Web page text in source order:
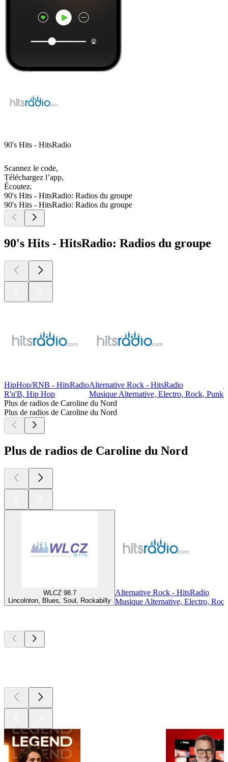
90's Hits - HitsRadio
Scannez le code,
Téléchargez l’app,
Écoutez.
90's Hits - HitsRadio: Radios du groupe
90's Hits - HitsRadio: Radios du groupe
90's Hits - HitsRadio: Radios du groupe
HipHop/RNB - HitsRadio
R'n'B, Hip Hop
Alternative Rock - HitsRadio
Musique Alternative, Electro, Rock, Punk
Plus de radios de Caroline du Nord
Plus de radios de Caroline du Nord
Plus de radios de Caroline du Nord
WLCZ 98.7
Lincolnton, Blues, Soul, Rockabilly
Alternative Rock - HitsRadio
Musique Alternative, Electro,